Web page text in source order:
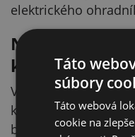
elektrického
Navrhnuté pre
konštrukcie
Vďaka klincovému
klasické drevené
budovaní nového
Táto
súbory
Táto webová
cookie na